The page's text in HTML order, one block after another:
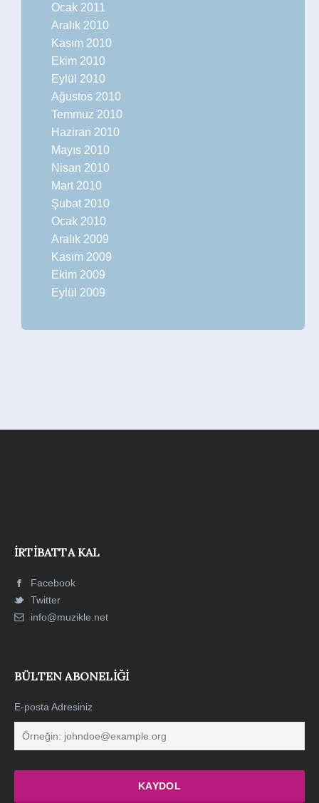
Ocak 2011
Aralık 2010
Kasım 2010
Ekim 2010
Eylül 2010
Ağustos 2010
Temmuz 2010
Haziran 2010
Mayıs 2010
Nisan 2010
Mart 2010
Şubat 2010
Ocak 2010
Aralık 2009
Kasım 2009
Ekim 2009
Eylül 2009
İRTIBATTA KAL
Facebook
Twitter
info@muzikle.net
BÜLTEN ABONELIĞI
E-posta Adresiniz